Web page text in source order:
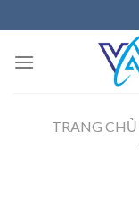
to
content
TRANG CHỦ